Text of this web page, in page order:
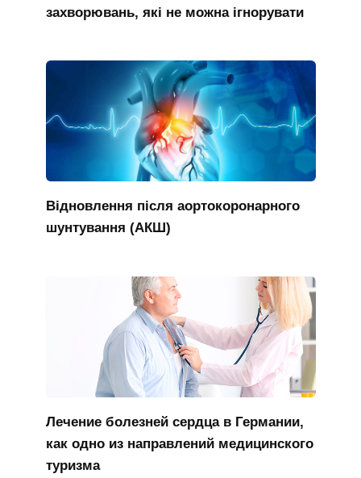
захворювань, які не можна ігнорувати
Відновлення після аортокоронарного
шунтування (АКШ)
Лечение болезней сердца в Германии,
как одно из направлений медицинского
туризма